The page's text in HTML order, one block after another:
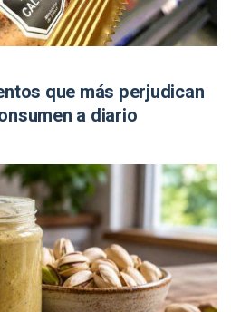
que más perjudican
a diario